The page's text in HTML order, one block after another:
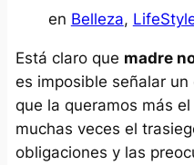
en Belleza,
Está claro que madre
es imposible señalar
que la queramos más
muchas veces el
obligaciones y las